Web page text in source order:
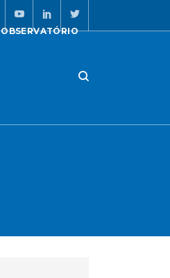
OBSERVATÓRIO